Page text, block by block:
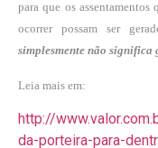
para que os
ocorrer possam ser
simplesmente não significa
Leia mais em:
http://
da-porteira-para-